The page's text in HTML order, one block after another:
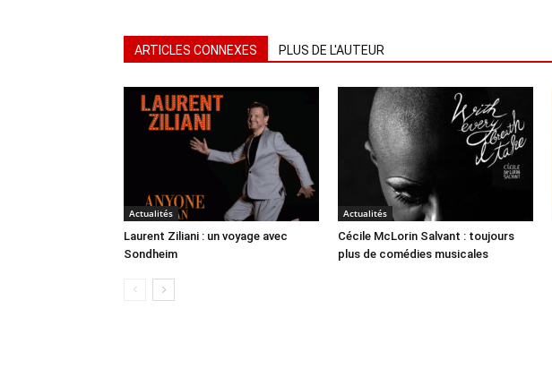
ARTICLES CONNEXES PLUS DE L'AUTEUR
Actualités
Laurent Ziliani : un voyage avec
Sondheim
Actualités
Cécile McLorin Salvant : toujours
plus de comédies musicales